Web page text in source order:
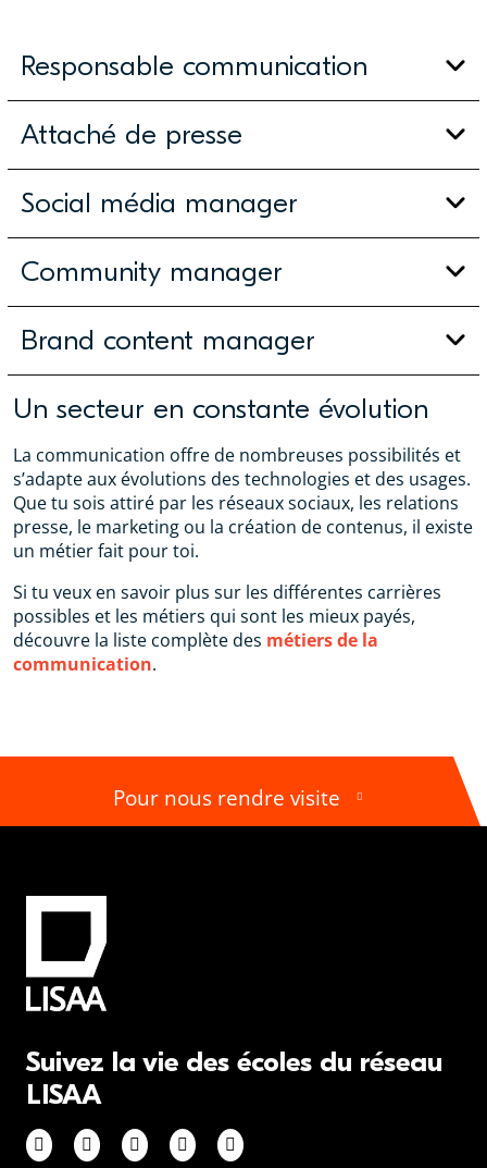
Responsable communication
Attaché de presse
Social média manager
Community manager
Brand content manager
Un secteur en constante évolution
La communication offre de nombreuses possibilités et
s’adapte aux évolutions des technologies et des usages.
Que tu sois attiré par les réseaux sociaux, les relations
presse, le marketing ou la création de contenus, il existe
un métier fait pour toi.
Si tu veux en savoir plus sur les différentes carrières
possibles et les métiers qui sont les mieux payés,
découvre la liste complète des métiers de la
communication.
Pour nous rendre visite
Suivez la vie des écoles du réseau
LISAA